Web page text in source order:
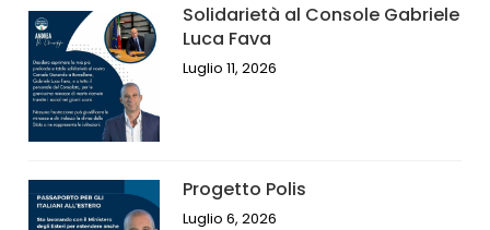
Solidarietà al Console Gabriele
Luca Fava
Luglio 11, 2026
Progetto Polis
Luglio 6, 2026